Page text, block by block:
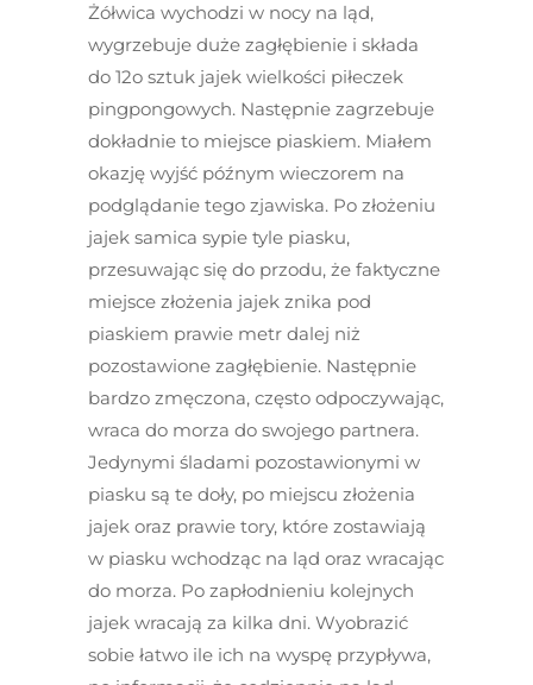
Żółwica wychodzi w nocy na ląd,
wygrzebuje duże zagłębienie i składa
do 12o sztuk jajek wielkości piłeczek
pingpongowych. Następnie zagrzebuje
dokładnie to miejsce piaskiem. Miałem
okazję wyjść późnym wieczorem na
podglądanie tego zjawiska. Po złożeniu
jajek samica sypie tyle piasku,
przesuwając się do przodu, że faktyczne
miejsce złożenia jajek znika pod
piaskiem prawie metr dalej niż
pozostawione zagłębienie. Następnie
bardzo zmęczona, często odpoczywając,
wraca do morza do swojego partnera.
Jedynymi śladami pozostawionymi w
piasku są te doły, po miejscu złożenia
jajek oraz prawie tory, które zostawiają
w piasku wchodząc na ląd oraz wracając
do morza. Po zapłodnieniu kolejnych
jajek wracają za kilka dni. Wyobrazić
sobie łatwo ile ich na wyspę przypływa,